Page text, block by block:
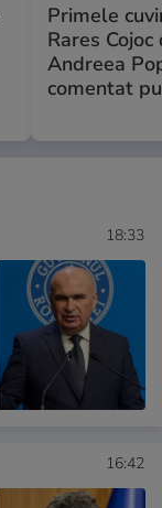
Primele
Rares
Andreea
comentat
18:33
16:42